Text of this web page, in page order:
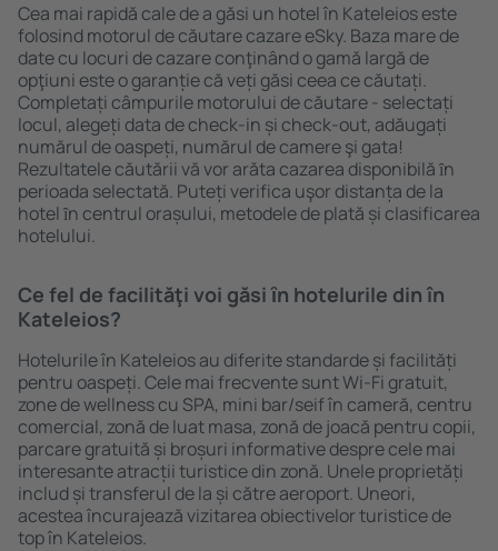
Cea mai rapidă cale de a găsi un hotel în Kateleios este
folosind motorul de căutare cazare eSky. Baza mare de
date cu locuri de cazare conţinând o gamă largă de
opţiuni este o garanție că veți găsi ceea ce căutați.
Completați câmpurile motorului de căutare - selectați
locul, alegeți data de check-in și check-out, adăugați
numărul de oaspeți, numărul de camere şi gata!
Rezultatele căutării vă vor arăta cazarea disponibilă ȋn
perioada selectată. Puteți verifica uşor distanța de la
hotel ȋn centrul orașului, metodele de plată și clasificarea
hotelului.
Ce fel de facilităţi voi găsi ȋn hotelurile din în
Kateleios?
Hotelurile în Kateleios au diferite standarde și facilități
pentru oaspeți. Cele mai frecvente sunt Wi-Fi gratuit,
zone de wellness cu SPA, mini bar/seif în cameră, centru
comercial, zonă de luat masa, zonă de joacă pentru copii,
parcare gratuită și broșuri informative despre cele mai
interesante atracții turistice din zonă. Unele proprietăți
includ și transferul de la și către aeroport. Uneori,
acestea încurajează vizitarea obiectivelor turistice de
top în Kateleios.